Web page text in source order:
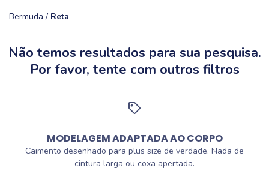
Bermuda / Reta
Não temos resultados para sua pesquisa.
Por favor, tente com outros filtros
MODELAGEM ADAPTADA AO CORPO
Caimento desenhado para plus size de verdade. Nada de
cintura larga ou coxa apertada.